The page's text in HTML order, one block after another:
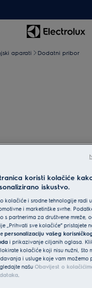
aparati Dodatni pribor
Povećaj
usisavač
5 (1)
koristi kolačiće
iskustvo.
kolačiće i srodne tehnologije radi
i marketinške svrhe.
s partnerima za društvene mreže,
„Prihvati sve kolačiće” pristajete
personalizaciju vašeg
i prikazivanje ciljanih oglasa.
kolačiće koji nisu nužni, što
i usluge koje vam možemo
našuObavijest o